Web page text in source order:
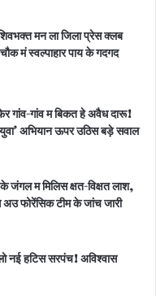
मन ला जिला प्रेस क्लब
मं स्वल्पाहार पाय के गदगद
गांव-गांव म बिकत हे अवैध दारू!
अभियान ऊपर उठिस बड़े सवाल
जंगल म मिलिस क्षत-विक्षत लाश,
फोरेंसिक टीम के जांच जारी
नई हटिस सरपंच! अविश्वास